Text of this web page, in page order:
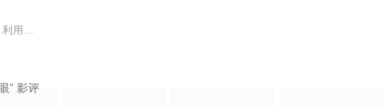
刑侦手段
”的阴阳宅，江淮被掳走配“阴婚”。他与女探
用顾炎女儿奴的属性，请求老炮儿顾炎带自己用程序员身份卧底电诈集团以求查
” 影评